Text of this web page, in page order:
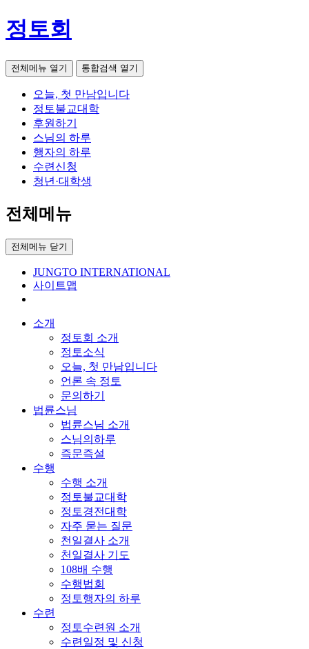
정토회
전체메뉴 열기 통합검색 열기
오늘, 첫 만남입니다
정토불교대학
후원하기
스님의 하루
행자의 하루
수련신청
청년·대학생
전체메뉴
전체메뉴 닫기
JUNGTO INTERNATIONAL
사이트맵
소개
정토회 소개
정토소식
오늘, 첫 만남입니다
언론 속 정토
문의하기
법륜스님
법륜스님 소개
스님의하루
즉문즉설
수행
수행 소개
정토불교대학
정토경전대학
자주 묻는 질문
천일결사 소개
천일결사 기도
108배 수행
수행법회
정토행자의 하루
수련
정토수련원 소개
수련일정 및 신청